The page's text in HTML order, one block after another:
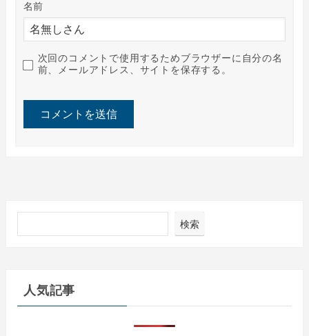
名前
次回のコメントで使用するためブラウザーに自分の名
前、メールアドレス、サイトを保存する。
検索
人気記事